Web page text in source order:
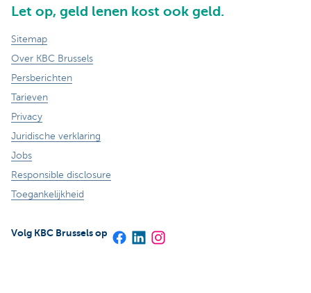
Let op, geld lenen kost ook geld.
Sitemap
Over KBC Brussels
Persberichten
Tarieven
Privacy
Juridische verklaring
Jobs
Responsible disclosure
Toegankelijkheid
Volg KBC Brussels op